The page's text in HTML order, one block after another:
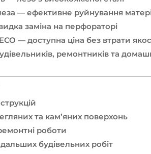
— ефективне руйнування
заміна на перфораторі
— доступна ціна без втрати
ремонтників та
та кам’яних поверхонь
роботи
будівельних робіт